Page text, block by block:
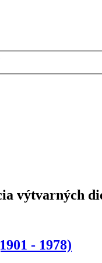
výtvarných
- 1978)